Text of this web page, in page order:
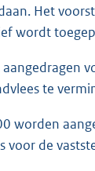
Het
wordt
te
worden
voor de